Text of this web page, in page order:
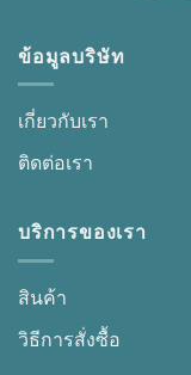
ข้อมูลบริษัท
เกี่ยวกับเรา
ติดต่อเรา
บริการของเรา
สินค้า
วิธีการสั่งซื้อ